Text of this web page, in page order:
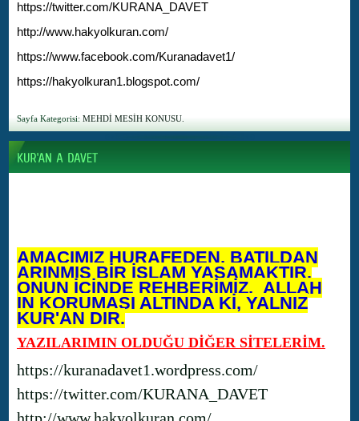
AMACIMIZ HURAFEDEN, BATILDAN
ARINMIŞ BİR İSLAM YAŞAMAKTIR.
ONUN İÇİNDE REHBERİMİZ, ALLAH
IN KORUMASI ALTINDA Kİ, YALNIZ
KUR'AN DIR.
YAZILARIMIN OLDUĞU DİĞER SİTELERİM.
https://kuranadavet1.wordpress.com/
https://twitter.com/KURANA_DAVET
https://twitter.com/KURANA_DAVET
http://www.hakyolkuran.com/
https://www.facebook.com/Kuranadavet1/
https://hakyolkuran1.blogspot.com/
Sayfa Kategorisi: MEHDİ MESİH KONUSU.